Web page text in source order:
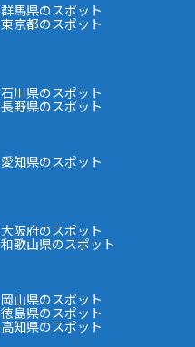
群馬県のスポット
東京都のスポット
石川県のスポット
長野県のスポット
愛知県のスポット
大阪府のスポット
和歌山県のスポット
岡山県のスポット
徳島県のスポット
高知県のスポット